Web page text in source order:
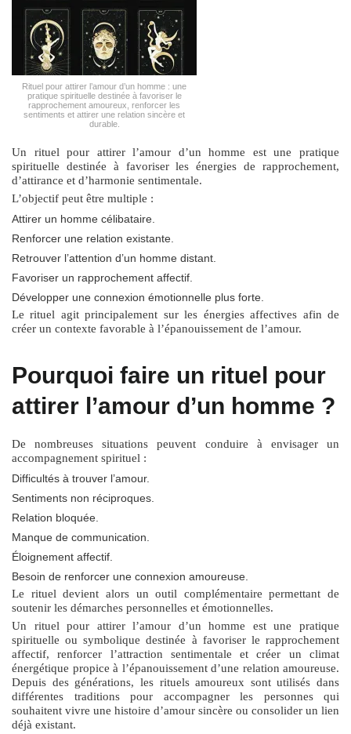
Rituel pour attirer l’amour d’un homme : une
pratique spirituelle destinée à favoriser le
rapprochement amoureux, renforcer les
sentiments et attirer une relation sincère et
durable.
Un rituel pour attirer l’amour d’un homme est une pratique
spirituelle destinée à favoriser les énergies de rapprochement,
d’attirance et d’harmonie sentimentale.
L’objectif peut être multiple :
Attirer un homme célibataire.
Renforcer une relation existante.
Retrouver l’attention d’un homme distant.
Favoriser un rapprochement affectif.
Développer une connexion émotionnelle plus forte.
Le rituel agit principalement sur les énergies affectives afin de
créer un contexte favorable à l’épanouissement de l’amour.
Pourquoi faire un rituel pour
attirer l’amour d’un homme ?
De nombreuses situations peuvent conduire à envisager un
accompagnement spirituel :
Difficultés à trouver l’amour.
Sentiments non réciproques.
Relation bloquée.
Manque de communication.
Éloignement affectif.
Besoin de renforcer une connexion amoureuse.
Le rituel devient alors un outil complémentaire permettant de
soutenir les démarches personnelles et émotionnelles.
Un rituel pour attirer l’amour d’un homme est une pratique
spirituelle ou symbolique destinée à favoriser le rapprochement
affectif, renforcer l’attraction sentimentale et créer un climat
énergétique propice à l’épanouissement d’une relation amoureuse.
Depuis des générations, les rituels amoureux sont utilisés dans
différentes traditions pour accompagner les personnes qui
souhaitent vivre une histoire d’amour sincère ou consolider un lien
déjà existant.